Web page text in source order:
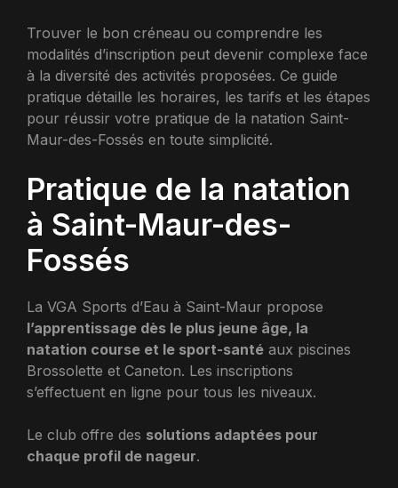
Trouver le bon créneau ou comprendre les
modalités d’inscription peut devenir complexe face
à la diversité des activités proposées. Ce guide
pratique détaille les horaires, les tarifs et les étapes
pour réussir votre pratique de la natation Saint-
Maur-des-Fossés en toute simplicité.
Pratique de la natation
à Saint-Maur-des-
Fossés
La VGA Sports d’Eau à Saint-Maur propose
l’apprentissage dès le plus jeune âge, la
natation course et le sport-santé aux piscines
Brossolette et Caneton. Les inscriptions
s’effectuent en ligne pour tous les niveaux.
Le club offre des solutions adaptées pour
chaque profil de nageur.